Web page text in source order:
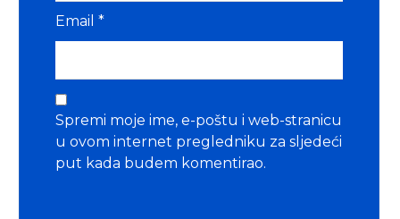
Email*
Spremi moje ime, e-poštu i web-stranicu
u ovom internet pregledniku za sljedeći
put kada budem komentirao.